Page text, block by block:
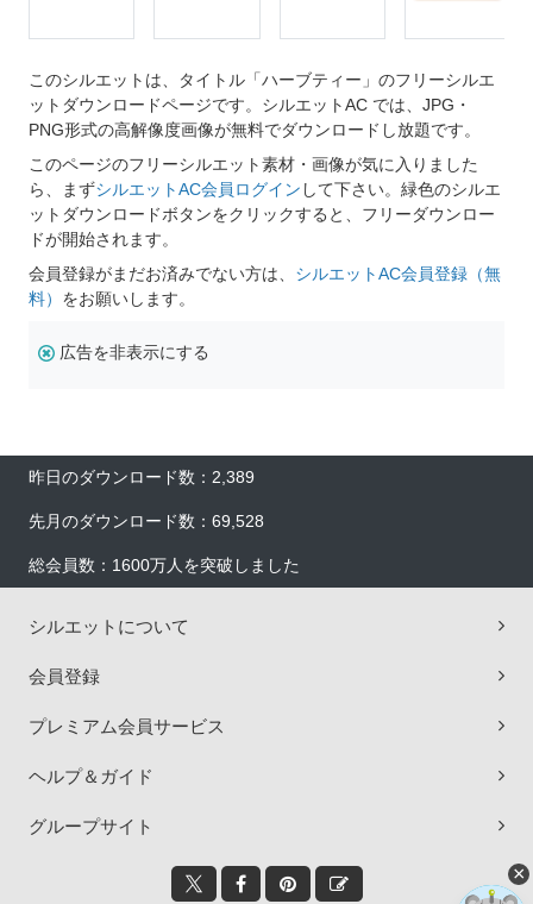
このシルエットは、タイトル「ハーブティー」のフリーシルエ
ットダウンロードページです。シルエットAC では、JPG・
PNG形式の高解像度画像が無料でダウンロードし放題です。
このページのフリーシルエット素材・画像が気に入りました
ら、まずシルエットAC会員ログイン して下さい。緑色のシルエ
ットダウンロードボタンをクリックすると、フリーダウンロー
ドが開始されます。
会員登録がまだお済みでない方は、 シルエットAC会員登録（無
料） をお願いします。
広告を非表示にする
昨日のダウンロード数：2,389
先月のダウンロード数：69,528
総会員数：1600万人を突破しました
シルエットについて
会員登録
プレミアム会員サービス
ヘルプ＆ガイド
グループサイト
×